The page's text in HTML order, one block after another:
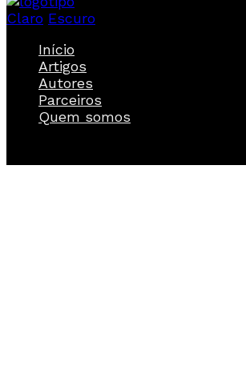
Claro Escuro
Início
Artigos
Autores
Parceiros
Quem somos